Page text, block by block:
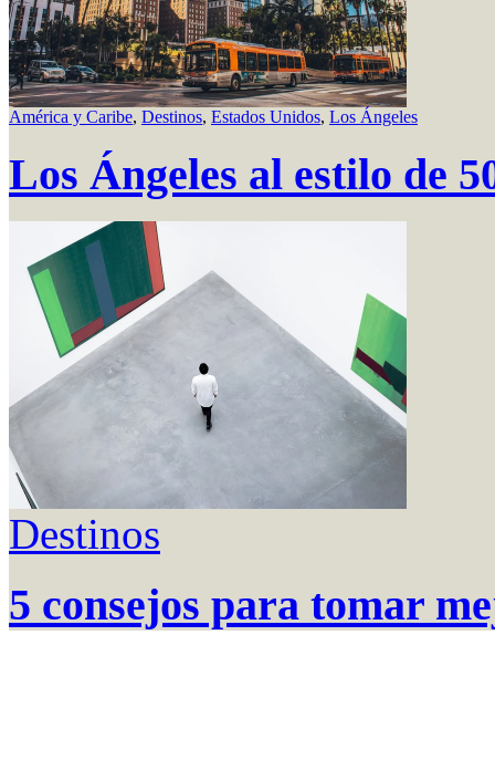
América y Caribe, Destinos, Estados Unidos, Los Ángeles
Los Ángeles al estilo de
Destinos
5 consejos para tomar